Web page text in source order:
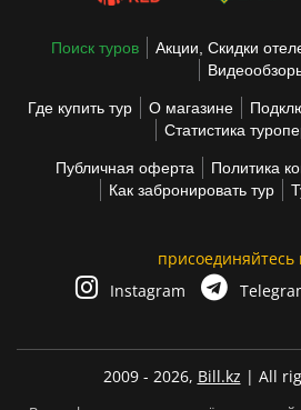
Поиск туров Акции, Скидки
Где купить тур О магазине
Статистика
Публичная оферта
Политика
Как забронировать тур
присоединяйтесь
Instagram
2009 - 2026, Bill.kz | All